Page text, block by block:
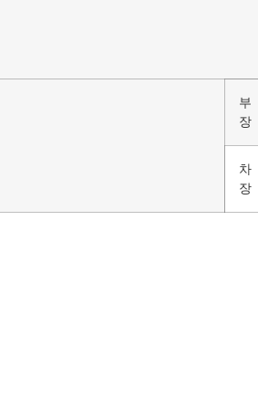
부
장
차
장